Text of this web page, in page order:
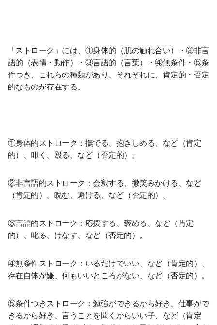
「ストローク」には、①身体的（肌の触れ合い）・②非言
語的（表情・動作）・③言語的（言葉）・④無条件・⑤条
件つき、これらの種類があり、それぞれに、肯定的・否定
的なものが存在する。
①身体的ストローク：撫でる、抱きしめる、など（肯定
的）、叩く、殴る、など（否定的）。
②非言語的ストローク：会釈する、微笑みかける、など
（肯定的）、睨む、避ける、など（否定的）。
③言語的ストローク：応援する、褒める、など（肯定
的）、叱る、けなす、など（否定的）。
④無条件ストローク：いるだけでいい、など（肯定的）、
存在自体が嫌、何もいいところがない、など（否定的）。
⑤条件つきストローク：勉強ができるから好き、仕事がで
きるから好き、言うことを聞くからいい子、など（肯定